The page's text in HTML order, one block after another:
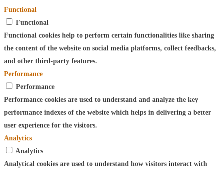
Functional
Functional
Functional cookies help to perform certain functionalities like sharing
the content of the website on social media platforms, collect feedbacks,
and other third-party features.
Performance
Performance
Performance cookies are used to understand and analyze the key
performance indexes of the website which helps in delivering a better
user experience for the visitors.
Analytics
Analytics
Analytical cookies are used to understand how visitors interact with